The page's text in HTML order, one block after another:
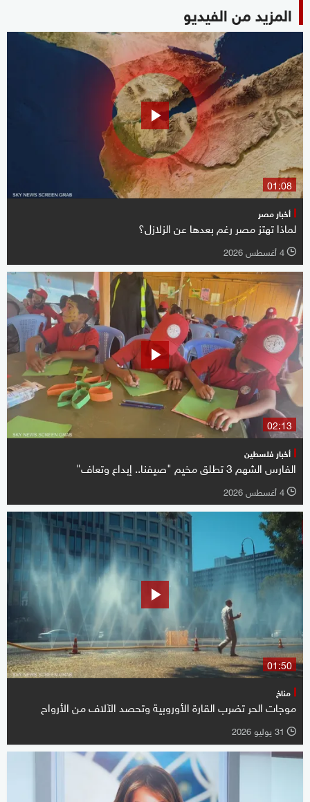
المزيد من الفيديو
01:08
أخبار مصر
لماذا تهتز مصر رغم بعدها عن الزلازل؟
l 4 أغسطس 2026
02:13
أخبار فلسطين
الفارس الشهم 3 تطلق مخيم "صيفنا.. إبداع وتعاف"
l 4 أغسطس 2026
01:50
مناخ
موجات الحر تضرب القارة الأوروبية وتحصد الآلاف من الأرواح
l 31 يوليو 2026